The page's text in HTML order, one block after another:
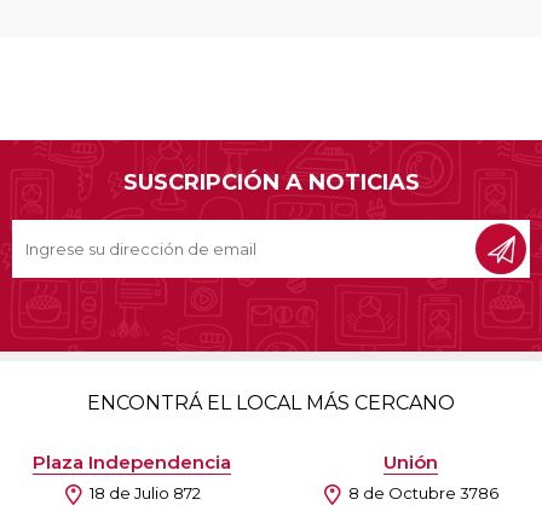
SUSCRIPCIÓN A NOTICIAS
ENCONTRÁ EL LOCAL MÁS CERCANO
Plaza Independencia
18 de Julio 872
Unión
8 de Octubre 3786